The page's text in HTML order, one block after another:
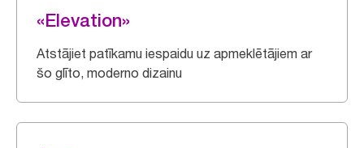
«Elevation»
Atstājiet patīkamu iespaidu uz apmeklētājiem ar
šo glīto, moderno dizainu